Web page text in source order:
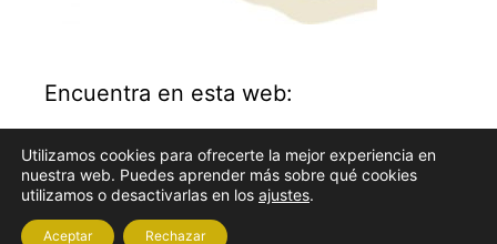
Encuentra en esta web:
Buscar:
Utilizamos cookies para ofrecerte la mejor experiencia en
nuestra web. Puedes aprender más sobre qué cookies
utilizamos o desactivarlas en los ajustes.
Aceptar Rechazar